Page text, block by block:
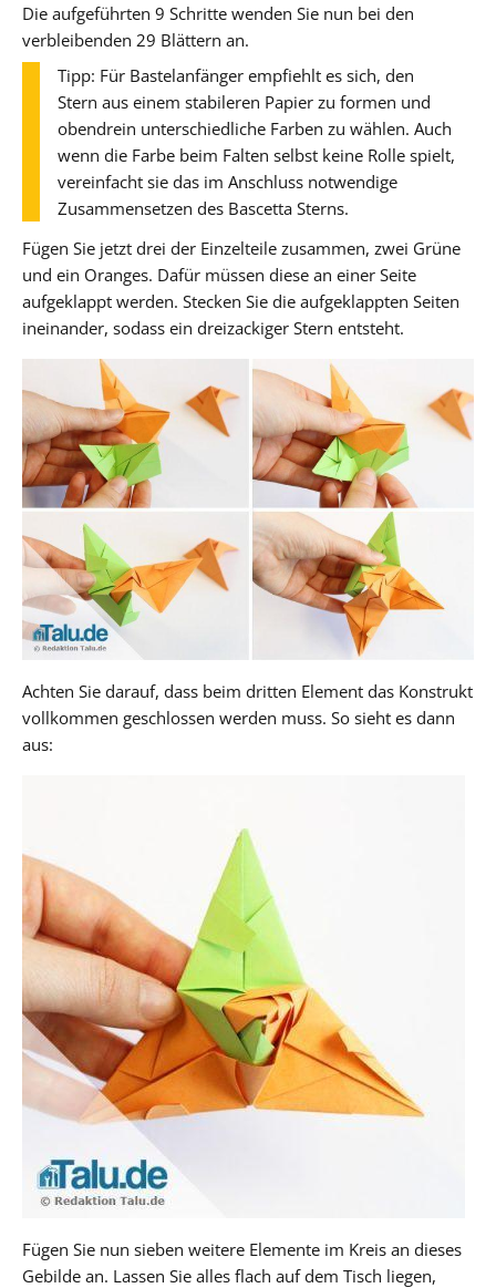
Die aufgeführten 9 Schritte wenden Sie nun bei den
verbleibenden 29 Blättern an.
Tipp: Für Bastelanfänger empfiehlt es sich, den
Stern aus einem stabileren Papier zu formen und
obendrein unterschiedliche Farben zu wählen. Auch
wenn die Farbe beim Falten selbst keine Rolle spielt,
vereinfacht sie das im Anschluss notwendige
Zusammensetzen des Bascetta Sterns.
Fügen Sie jetzt drei der Einzelteile zusammen, zwei Grüne
und ein Oranges. Dafür müssen diese an einer Seite
aufgeklappt werden. Stecken Sie die aufgeklappten Seiten
ineinander, sodass ein dreizackiger Stern entsteht.
Achten Sie darauf, dass beim dritten Element das Konstrukt
vollkommen geschlossen werden muss. So sieht es dann
aus:
Fügen Sie nun sieben weitere Elemente im Kreis an dieses
Gebilde an. Lassen Sie alles flach auf dem Tisch liegen,